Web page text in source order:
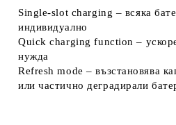
Single‑slot charging – всяка
индивидуално
Quick charging function –
нужда
Refresh mode – възстановява
или частично деградирали